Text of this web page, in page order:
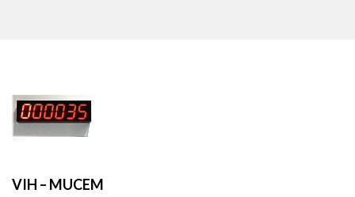
VIH – MUCEM